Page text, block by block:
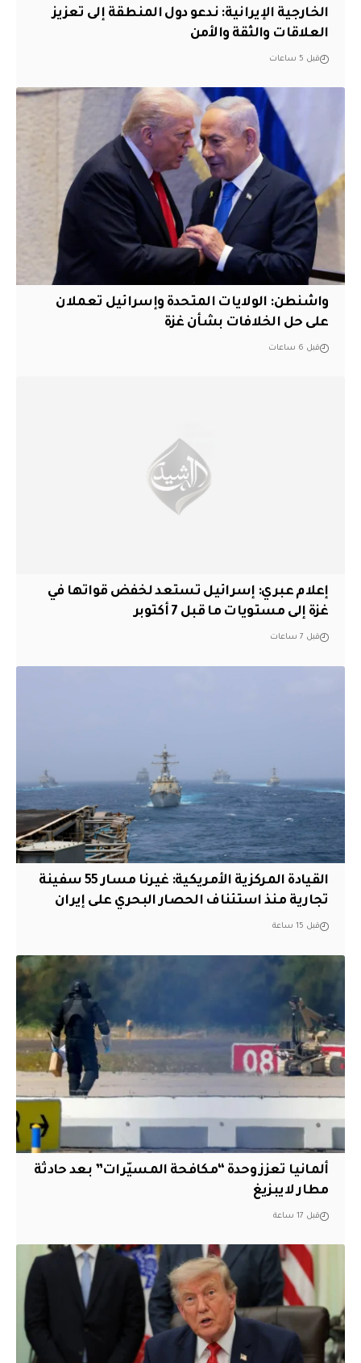
الخارجية الإيرانية: ندعو دول المنطقة إلى تعزيز
العلاقات والثقة والأمن
قبل 5 ساعات
واشنطن: الولايات المتحدة وإسرائيل تعملان
على حل الخلافات بشأن غزة
قبل 6 ساعات
إعلام عبري: إسرائيل تستعد لخفض قواتها في
غزة إلى مستويات ما قبل 7 أكتوبر
قبل 7 ساعات
القيادة المركزية الأمريكية: غيرنا مسار 55 سفينة
تجارية منذ استئناف الحصار البحري على إيران
قبل 15 ساعة
ألمانيا تعزز وحدة “مكافحة المسيّرات” بعد حادثة
مطار لايبزيغ
قبل 17 ساعة